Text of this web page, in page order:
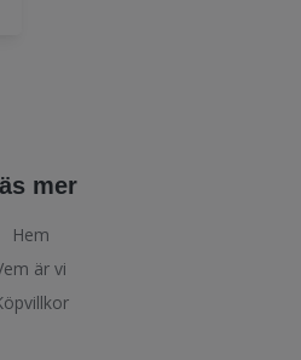
mer
Hem
är vi